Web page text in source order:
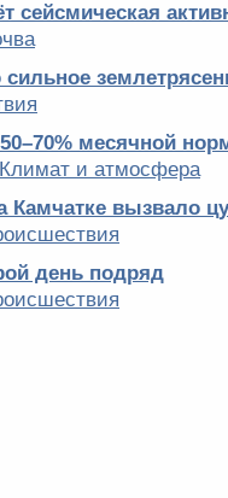
сейсмическая
месячной
Климат и атмосфера
Камчатке вызвало
день подряд